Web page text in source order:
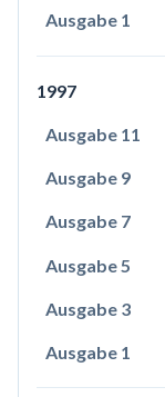
Ausgabe 1
1997
Ausgabe 11
Ausgabe 9
Ausgabe 7
Ausgabe 5
Ausgabe 3
Ausgabe 1